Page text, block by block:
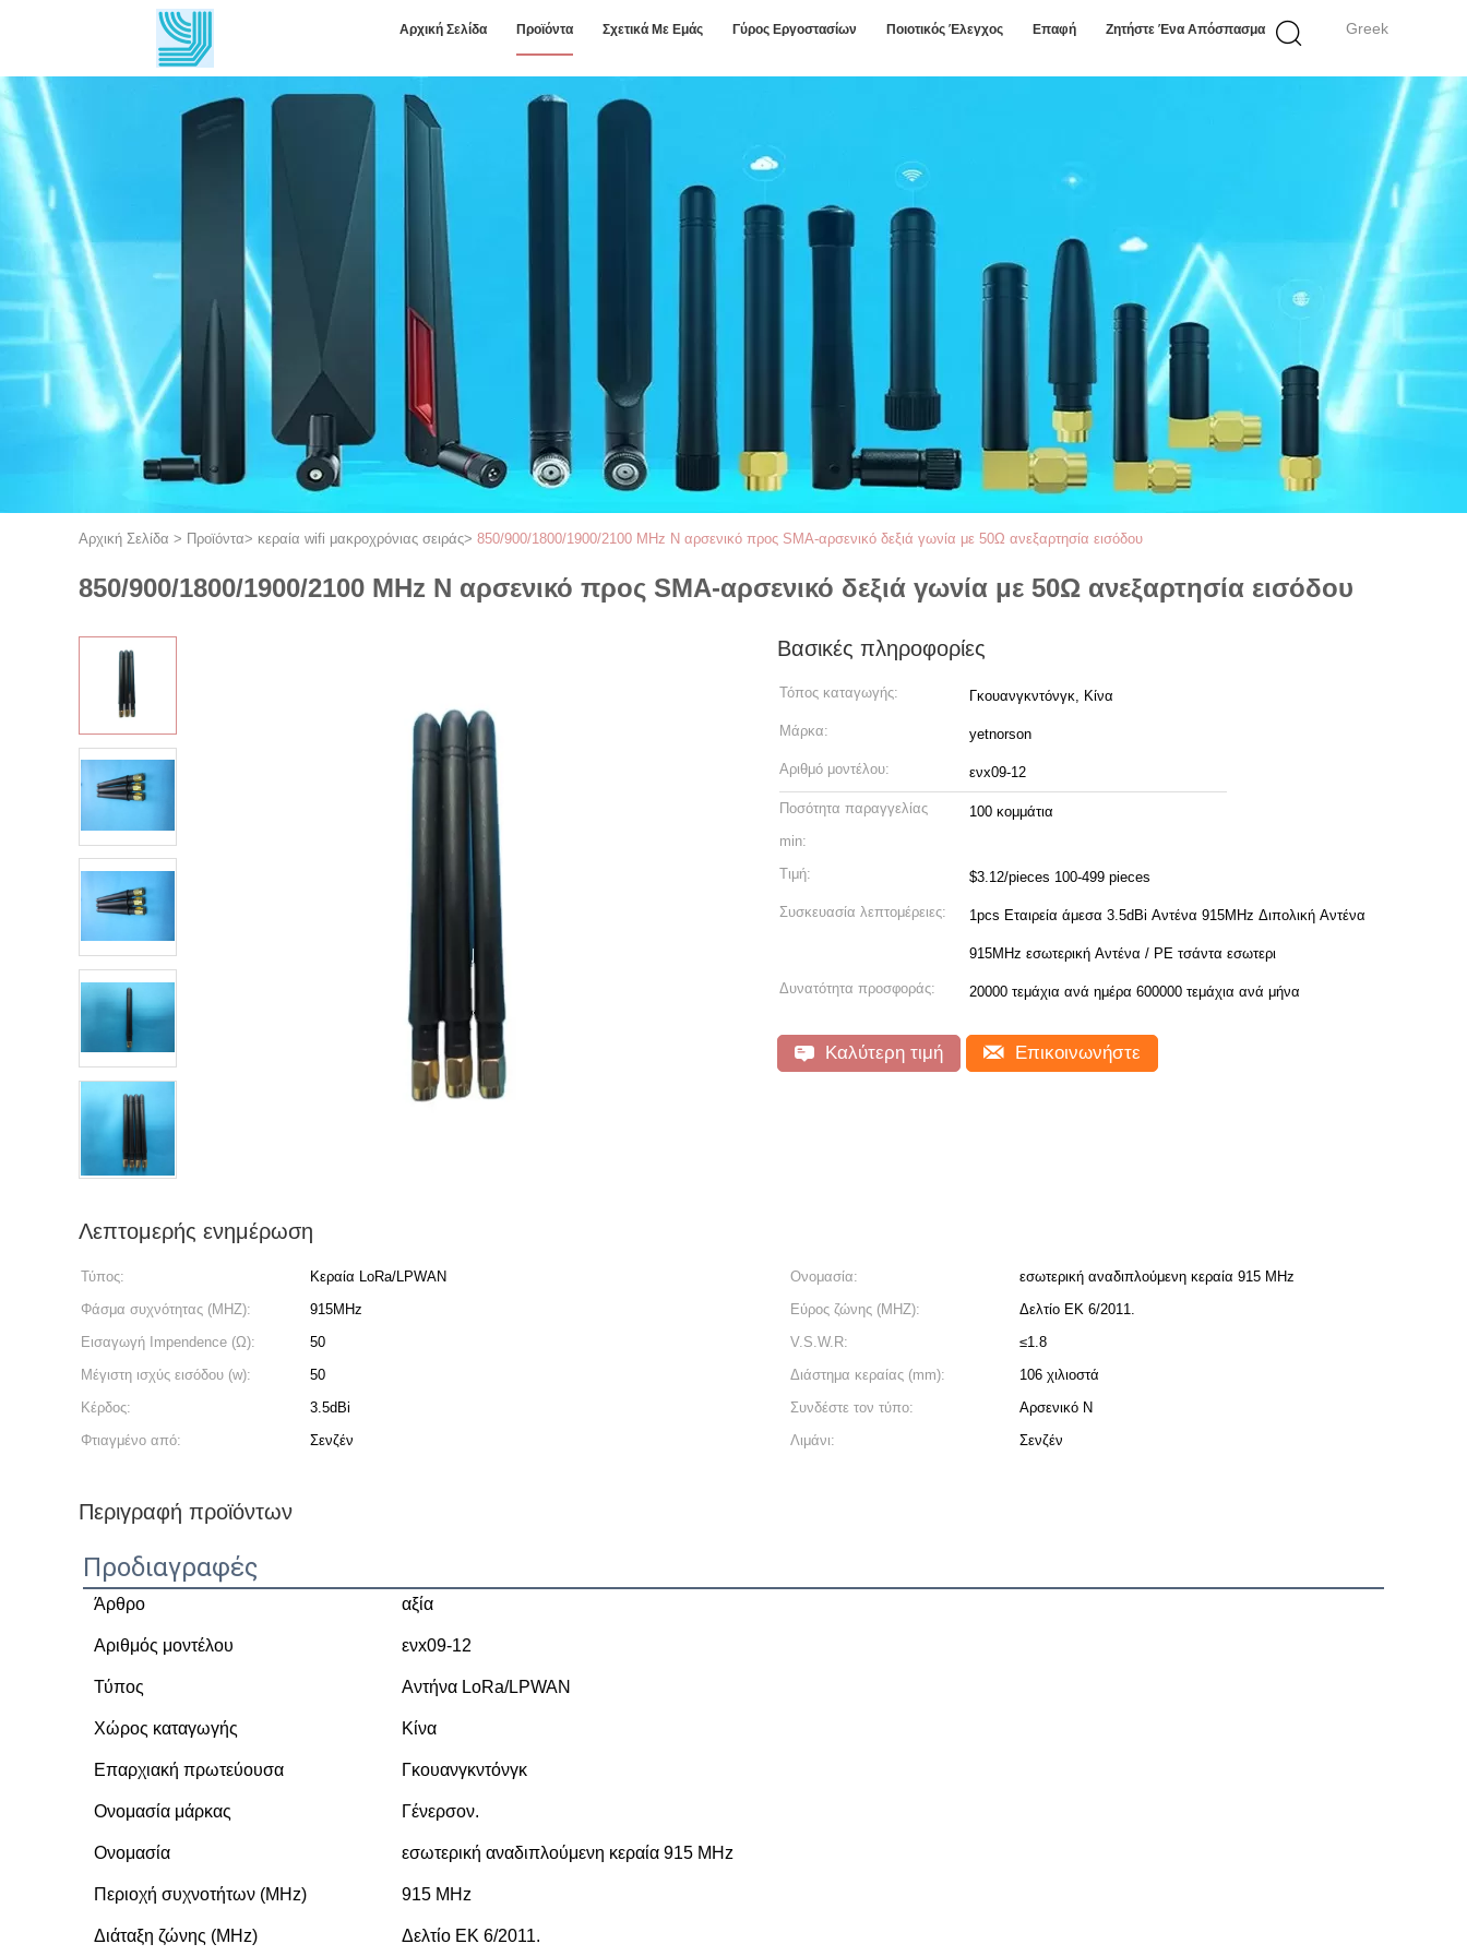
Greek
Αρχική Σελίδα Προϊόντα Σχετικά Με Εμάς Γύρος Εργοστασίων Ποιοτικός Έλεγχος Επαφή Ζητήστε Ένα Απόσπασμα
Αρχική Σελίδα > Προϊόντα> κεραία wifi μακροχρόνιας σειράς> 850/900/1800/1900/2100 MHz N αρσενικό προς SMA-αρσενικό δεξιά γωνία με 50Ω ανεξαρτησία εισόδου
850/900/1800/1900/2100 MHz N αρσενικό προς SMA-αρσενικό δεξιά γωνία με 50Ω ανεξαρτησία εισόδου
Βασικές πληροφορίες
Τόπος καταγωγής: Γκουανγκντόνγκ, Κίνα
Μάρκα: yetnorson
Αριθμό μοντέλου: ενx09-12
Ποσότητα παραγγελίας
min:
100 κομμάτια
Τιμή: $3.12/pieces 100-499 pieces
Συσκευασία λεπτομέρειες: 1pcs Εταιρεία άμεσα 3.5dBi Αντένα 915MHz Διπολική Αντένα
915MHz εσωτερική Αντένα / PE τσάντα εσωτερι
Δυνατότητα προσφοράς: 20000 τεμάχια ανά ημέρα 600000 τεμάχια ανά μήνα
Καλύτερη τιμή Επικοινωνήστε
Λεπτομερής ενημέρωση
Τύπος: Κεραία LoRa/LPWAN Ονομασία:
εσωτερική αναδιπλούμενη κεραία 915 MHz
Φάσμα συχνότητας (MHZ):
915MHz Εύρος ζώνης (MHZ):
Δελτίο ΕΚ 6/2011.
Εισαγωγή Impendence (Ω):
50 V.S.W.R:
≤1.8
Μέγιστη ισχύς εισόδου (w):
50 Διάστημα κεραίας (mm):
106 χιλιοστά
Κέρδος:
3.5dBi Συνδέστε τον τύπο:
Αρσενικό Ν
Φτιαγμένο από:
Σενζέν Λιμάνι: Σενζέν
Περιγραφή προϊόντων
Προδιαγραφές
Άρθρο αξία
Αριθμός μοντέλου ενx09-12
Τύπος Αντήνα LoRa/LPWAN
Χώρος καταγωγής Κίνα
Επαρχιακή πρωτεύουσα Γκουανγκντόνγκ
Ονομασία μάρκας Γένερσον.
Ονομασία εσωτερική αναδιπλούμενη κεραία 915 MHz
Περιοχή συχνοτήτων (MHz) 915 MHz
Διάταξη ζώνης (MHz) Δελτίο ΕΚ 6/2011.